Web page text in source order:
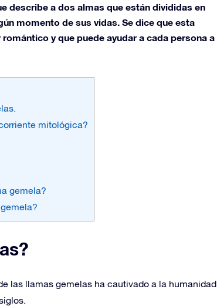
describe a dos almas que están divididas en
momento de sus vidas. Se dice que esta
y que puede ayudar a cada persona a
mitológica?
gemela?
las llamas gemelas ha cautivado a la humanidad